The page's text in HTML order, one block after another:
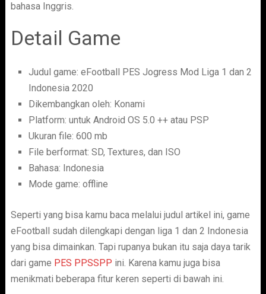
bahasa Inggris.
Detail Game
Judul game: eFootball PES Jogress Mod Liga 1 dan 2
Indonesia 2020
Dikembangkan oleh: Konami
Platform: untuk Android OS 5.0 ++ atau PSP
Ukuran file: 600 mb
File berformat: SD, Textures, dan ISO
Bahasa: Indonesia
Mode game: offline
Seperti yang bisa kamu baca melalui judul artikel ini, game
eFootball sudah dilengkapi dengan liga 1 dan 2 Indonesia
yang bisa dimainkan. Tapi rupanya bukan itu saja daya tarik
dari game PES PPSSPP ini. Karena kamu juga bisa
menikmati beberapa fitur keren seperti di bawah ini.